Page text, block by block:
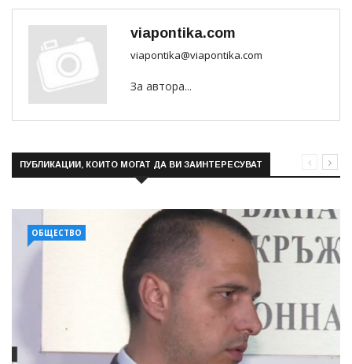
viapontika.com
viapontika@viapontika.com
За автора...
ПУБЛИКАЦИИ, КОИТО МОГАТ ДА ВИ ЗАИНТЕРЕСУВАТ
ОБЩЕСТВО